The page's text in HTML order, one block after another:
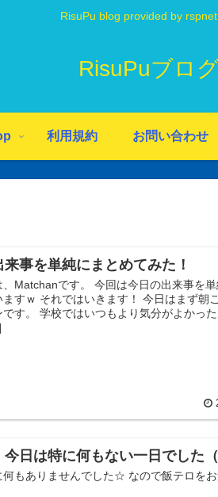
RisuPu blog provided by
RisuPuブロ
利用規約 お問い合わせ
事を単純にまとめてみた！
、Matchanです。 今回は今日の出来事を
ますｗ それではいきます！ 今日はまず朝
です。 学校ではいつもより気分がよかっ
今日は特に何もない一日でした（
何もありませんでした☆ なので飯テロをお